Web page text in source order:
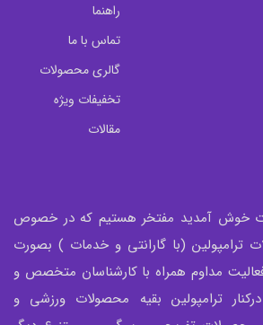
راهنما
تماس با ما
گالری محصولات
تخفیفات ویژه
مقالات
خوش آمدید مفتخر هستیم که در خصوص
(با گارانتی و خدمات ) بصورت
مداوم همراه با کارشناسان متخصص و
ترامپولین بقیه محصولات ورزشی و